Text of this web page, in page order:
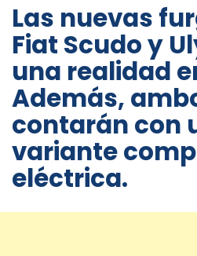
Las nuevas
Fiat Scudo y
una realidad
Además,
contarán con
variante
eléctrica.